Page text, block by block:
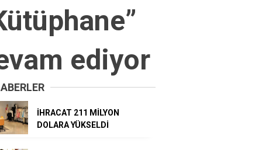
ediyor
İHRACAT 211 MİLYON
DOLARA YÜKSELDİ